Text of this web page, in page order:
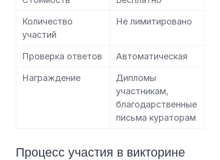
Количество
участий
Не лимитировано
Проверка ответов Автоматическая
Награждение
Дипломы
участникам,
благодарственные
письма кураторам
Процесс участия в викторине